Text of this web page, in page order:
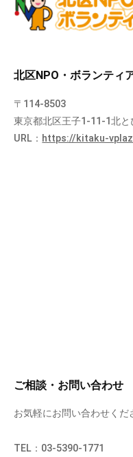
北区NPO・ボランティ
〒114-8503
東京都北区王子1-11-1北と
URL： https://kitaku-
ご相談・お問い合わせ
お気軽にお問い合わせくだ
TEL：03-5390-1771